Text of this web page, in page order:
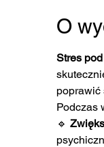
O
Stres
poprawić
Podczas
🔹